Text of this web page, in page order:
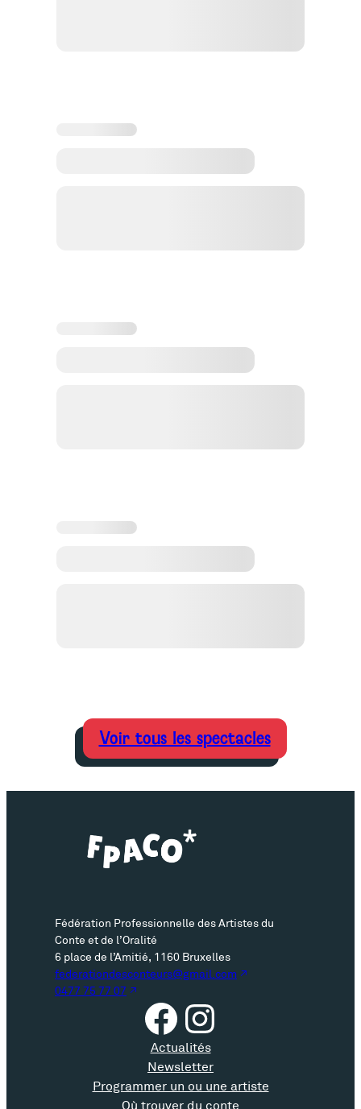
Voir tous les spectacles
Fédération Professionnelle des Artistes du
Conte et de l’Oralité
6 place de l’Amitié, 1160 Bruxelles
federationdesconteurs@gmail.com
0477 75 77 07
Facebook Instagram
Actualités
Newsletter
Programmer un ou une artiste
Où trouver du conte